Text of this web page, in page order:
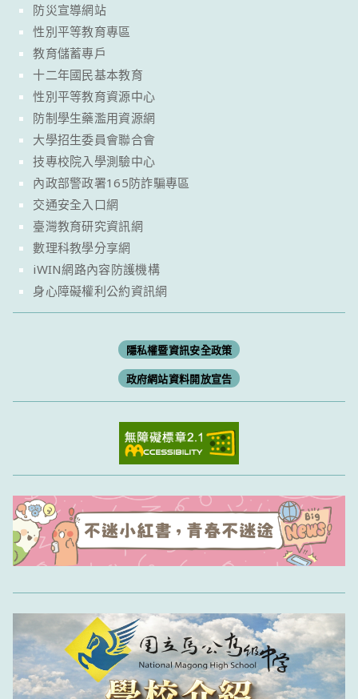
防災宣導網站
性別平等教育專區
教育儲蓄專戶
十二年國民基本教育
性別平等教育資源中心
防制學生藥濫用資源網
大學招生委員會聯合會
技專校院入學測驗中心
內政部警政署165防詐騙專區
交通安全入口網
臺灣教育研究資訊網
數理科教學分享網
iWIN網路內容防護機構
身心障礙權利公約資訊網
隱私權暨資訊安全政策
政府網站資料開放宣告